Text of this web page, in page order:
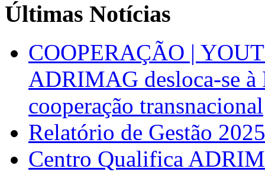
Últimas Notícias
COOPERAÇÃO |
ADRIMAG desloca-se
cooperação transnacional
Relatório de Gestão 2025
Centro Qualifica